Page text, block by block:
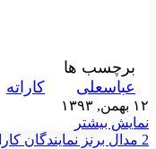
برچسب ها
عباسعلی
کاراته
۱۲ بهمن, ۱۳۹۳
نمایش بیشتر
2 مدال برنز نمايندگان كاراته ايران در امارات